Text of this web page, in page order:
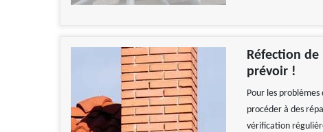
Réfection
prévoir !
Pour les
procéder à des
vérification